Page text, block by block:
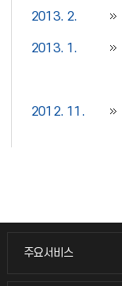
2013. 2.
2013. 1.
2012. 11.
주요서비스
주요서비스